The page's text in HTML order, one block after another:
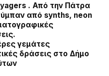
. Από την Πάτρα
από synths, neon
γεμάτες
δράσεις στο Δήμο